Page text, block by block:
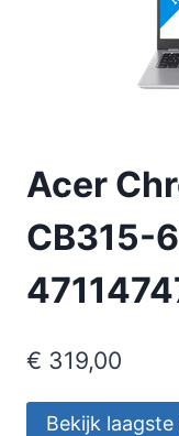
Acer
CB315-
€ 319,00
Bekijk laagste